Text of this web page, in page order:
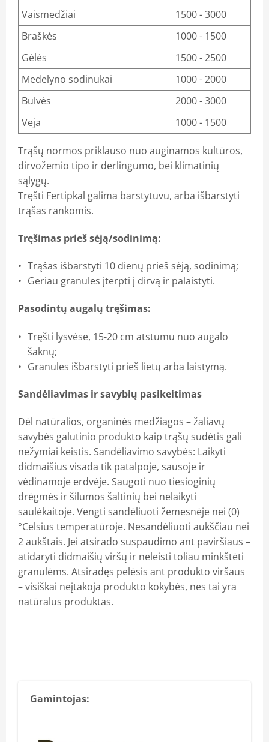
Vaismedžiai
1500 - 3000
Braškės
1000 - 1500
Gėlės
1500 - 2500
Medelyno sodinukai
1000 - 2000
Bulvės
2000 - 3000
Veja
1000 - 1500
Trąšų normos priklauso nuo auginamos kultūros,
dirvožemio tipo ir derlingumo, bei klimatinių
sąlygų.
Tręšti Fertipkal galima barstytuvu, arba išbarstyti
trąšas rankomis.
Tręšimas prieš sėją/sodinimą:
Trąšas išbarstyti 10 dienų prieš sėją, sodinimą;
Geriau granules įterpti į dirvą ir palaistyti.
Pasodintų augalų tręšimas:
Tręšti lysvėse, 15-20 cm atstumu nuo augalo
šaknų;
Granules išbarstyti prieš lietų arba laistymą.
Sandėliavimas ir savybių pasikeitimas
Dėl natūralios, organinės medžiagos – žaliavų
savybės galutinio produkto kaip trąšų sudėtis gali
nežymiai keistis. Sandėliavimo savybės: Laikyti
didmaišius visada tik patalpoje, sausoje ir
vėdinamoje erdvėje. Saugoti nuo tiesioginių
drėgmės ir šilumos šaltinių bei nelaikyti
saulėkaitoje. Vengti sandėliuoti žemesnėje nei (0)
°Celsius temperatūroje. Nesandėliuoti aukščiau nei
2 aukštais. Jei atsirado suspaudimo ant paviršiaus –
atidaryti didmaišių viršų ir neleisti toliau minkštėti
granulėms. Atsiradęs pelėsis ant produkto viršaus
– visiškai neįtakoja produkto kokybės, nes tai yra
natūralus produktas.
Gamintojas: